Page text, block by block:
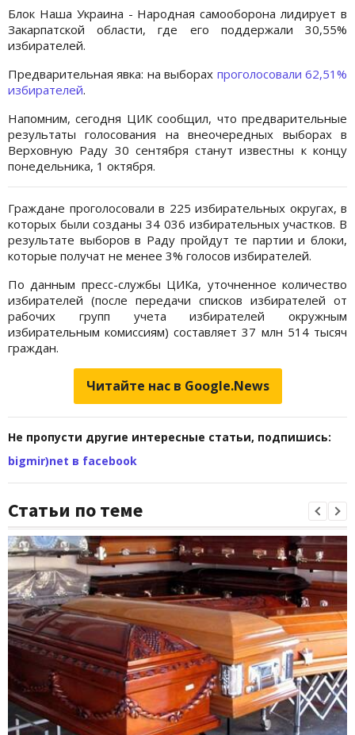
Блок Наша Украина - Народная самооборона лидирует в
Закарпатской области, где его поддержали 30,55%
избирателей.
Предварительная явка: на выборах проголосовали 62,51%
избирателей.
Напомним, сегодня ЦИК сообщил, что предварительные
результаты голосования на внеочередных выборах в
Верховную Раду 30 сентября станут известны к концу
понедельника, 1 октября.
Граждане проголосовали в 225 избирательных округах, в
которых были созданы 34 036 избирательных участков. В
результате выборов в Раду пройдут те партии и блоки,
которые получат не менее 3% голосов избирателей.
По данным пресс-службы ЦИКа, уточненное количество
избирателей (после передачи списков избирателей от
рабочих групп учета избирателей окружным
избирательным комиссиям) составляет 37 млн 514 тысяч
граждан.
Читайте нас в Google.News
Не пропусти другие интересные статьи, подпишись:
bigmir)net в facebook
Статьи по теме